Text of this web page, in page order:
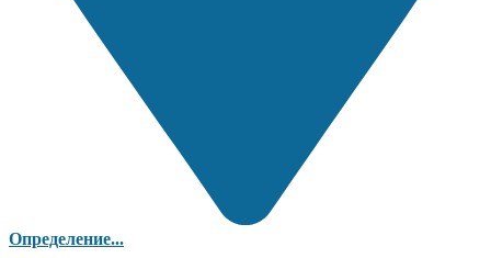
Определение...